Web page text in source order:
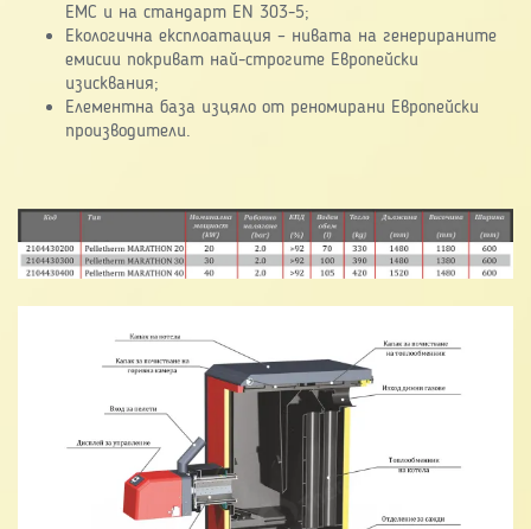
EMC и на стандарт EN 303-5;
Екологична експлоатация – нивата на генерираните
емисии покриват най-строгите Европейски
изисквания;
Елементна база изцяло от реномирани Европейски
производители.